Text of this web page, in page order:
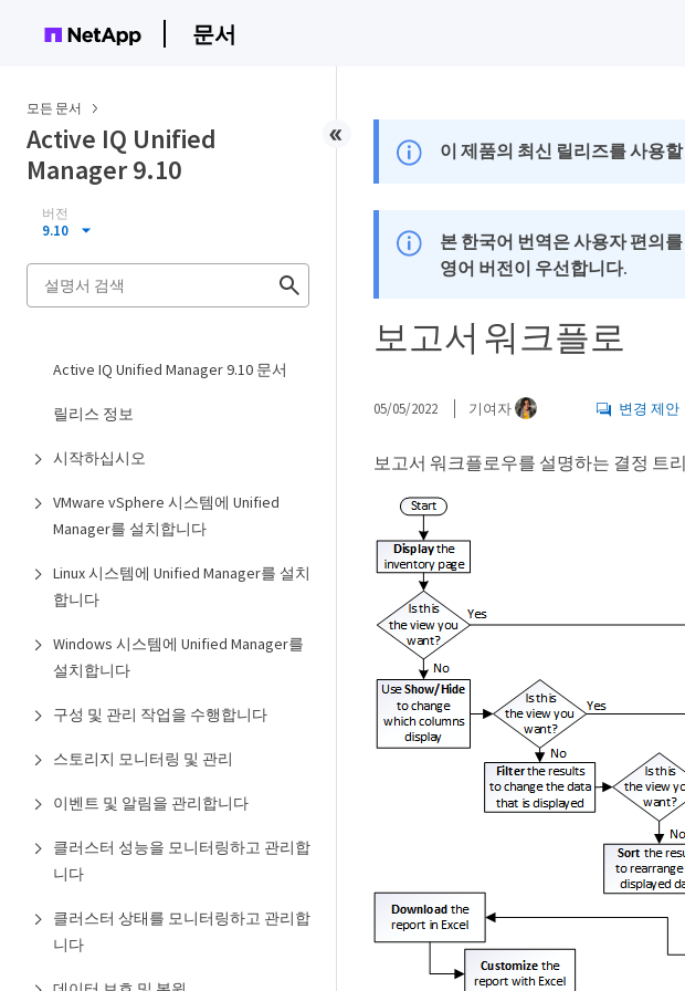
문서
모든 문서
Active IQ Unified
Manager 9.10
버전
9.10
Active IQ Unified Manager 9.10 문서
릴리스 정보
시작하십시오
VMware vSphere 시스템에 Unified
Manager를 설치합니다
Linux 시스템에 Unified Manager를 설치
합니다
Windows 시스템에 Unified Manager를
설치합니다
구성 및 관리 작업을 수행합니다
스토리지 모니터링 및 관리
이벤트 및 알림을 관리합니다
클러스터 성능을 모니터링하고 관리합
니다
클러스터 상태를 모니터링하고 관리합
니다
이 제품의 최신 릴리즈를 사용
본 한국어 번역은 사용자 편의
영어 버전이 우선합니다.
보고서 워크플로
05/05/2022 기여자 변경 제안
보고서 워크플로우를 설명하는 결정 트